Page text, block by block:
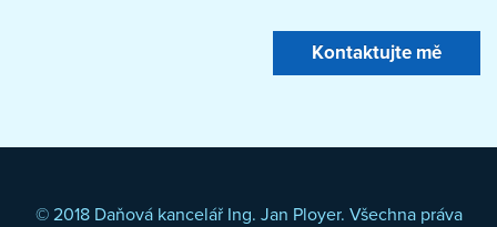
© 2018 Daňová kancelář Ing. Jan Ployer. Všechna práva